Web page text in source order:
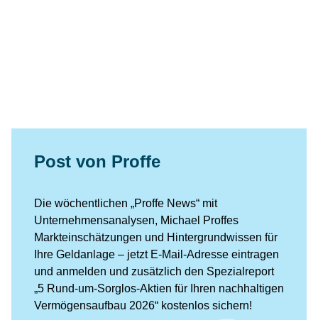
Post von Proffe
Die wöchentlichen „Proffe News“ mit
Unternehmensanalysen, Michael Proffes
Markteinschätzungen und Hintergrundwissen für
Ihre Geldanlage – jetzt E-Mail-Adresse eintragen
und anmelden und zusätzlich den Spezialreport
„5 Rund-um-Sorglos-Aktien für Ihren nachhaltigen
Vermögensaufbau 2026“ kostenlos sichern!